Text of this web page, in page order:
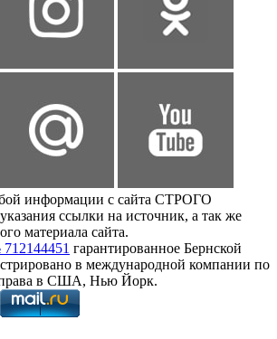
информации с сайта СТРОГО
ссылки на источник, а так же
материала сайта.
гарантированное Бернской
в международной компании по
права в США, Нью Йорк.